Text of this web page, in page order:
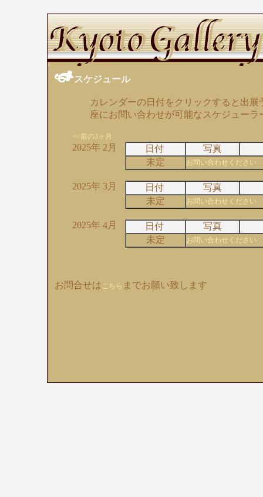
スケジュール
カレンダーの日付をクリックすると出
座にお問い合わせが可能なスケジュー
<<前の3ヶ月
2025年 2月 日付
写真
未定
お問い合わせください
2025年 3月 日付
写真
未定
お問い合わせください
2025年 4月 日付
写真
未定
お問い合わせください
お問合せは こちら までお願い致します